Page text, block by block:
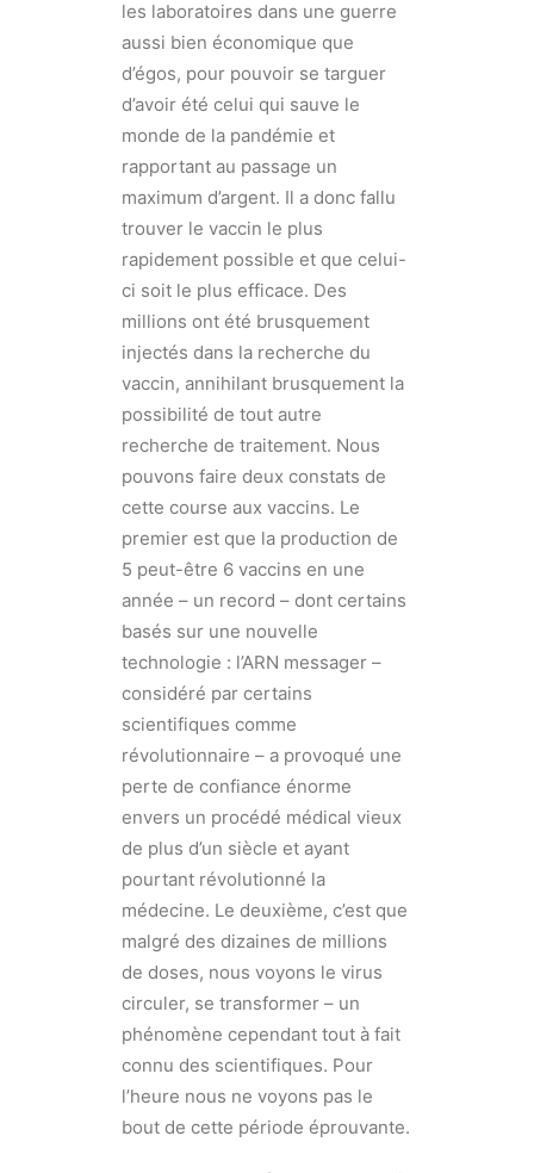
les laboratoires dans une guerre
aussi bien économique que
d’égos, pour pouvoir se targuer
d’avoir été celui qui sauve le
monde de la pandémie et
rapportant au passage un
maximum d’argent. Il a donc fallu
trouver le vaccin le plus
rapidement possible et que celui-
ci soit le plus efficace. Des
millions ont été brusquement
injectés dans la recherche du
vaccin, annihilant brusquement la
possibilité de tout autre
recherche de traitement. Nous
pouvons faire deux constats de
cette course aux vaccins. Le
premier est que la production de
5 peut-être 6 vaccins en une
année – un record – dont certains
basés sur une nouvelle
technologie : l’ARN messager –
considéré par certains
scientifiques comme
révolutionnaire – a provoqué une
perte de confiance énorme
envers un procédé médical vieux
de plus d’un siècle et ayant
pourtant révolutionné la
médecine. Le deuxième, c’est que
malgré des dizaines de millions
de doses, nous voyons le virus
circuler, se transformer – un
phénomène cependant tout à fait
connu des scientifiques. Pour
l’heure nous ne voyons pas le
bout de cette période éprouvante.